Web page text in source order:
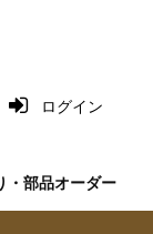
ログイン
・部品オーダー